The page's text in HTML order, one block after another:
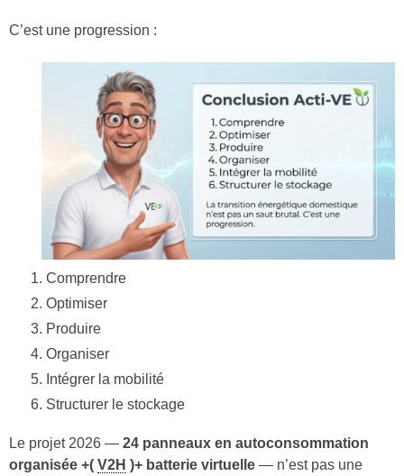
C’est une progression :
Comprendre
Optimiser
Produire
Organiser
Intégrer la mobilité
Structurer le stockage
Le projet 2026 — 24 panneaux en autoconsommation
organisée +( V2H )+ batterie virtuelle — n’est pas une